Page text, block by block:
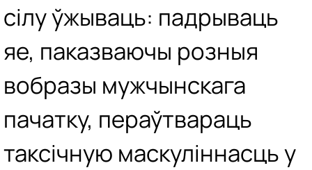
сілу ўжываць: падрываць
яе, паказваючы розныя
вобразы мужчынскага
пачатку, пераўтвараць
таксічную маскуліннасць у